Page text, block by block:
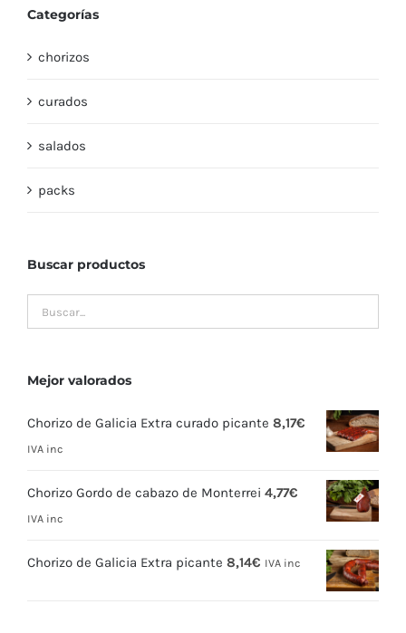
Categorías
chorizos
curados
salados
packs
Buscar productos
Mejor valorados
Chorizo de Galicia Extra curado picante 8,17€
IVA inc
Chorizo Gordo de cabazo de Monterrei 4,77€
IVA inc
Chorizo de Galicia Extra picante 8,14€ IVA inc